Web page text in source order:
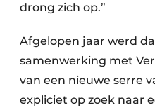
drong zich op.”
Afgelopen jaar werd
samenwerking met
van een nieuwe serre
expliciet op zoek naar